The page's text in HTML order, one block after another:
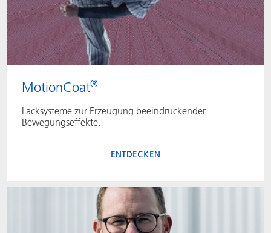
MotionCoat®
Lacksysteme zur Erzeugung beeindruckender
Bewegungseffekte.
ENTDECKEN